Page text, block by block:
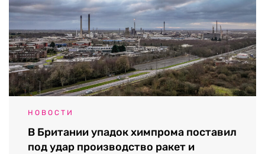
НОВОСТИ
В Британии упадок химпрома поставил
под удар производство ракет и